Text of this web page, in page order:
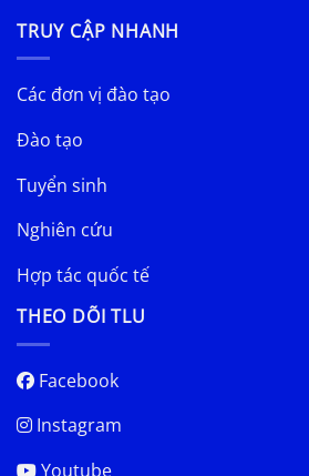
TRUY CẬP NHANH
Các đơn vị đào tạo
Đào tạo
Tuyển sinh
Nghiên cứu
Hợp tác quốc tế
THEO DÕI TLU
Facebook
Instagram
Youtube